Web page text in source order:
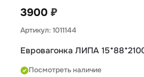
3900 ₽
Артикул: 1011144
Евровагонка ЛИПА
Посмотреть наличие